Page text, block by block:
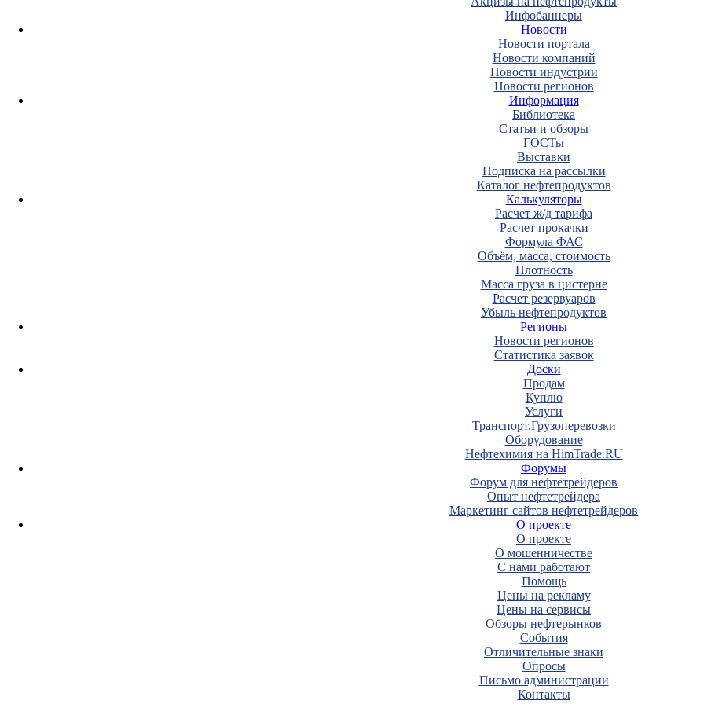
Инфобаннеры
Новости
Новости портала
Новости компаний
Новости индустрии
Новости регионов
Информация
Библиотека
Статьи и обзоры
ГОСТы
Выставки
Подписка на рассылки
Каталог нефтепродуктов
Калькуляторы
Расчет ж/д тарифа
Расчет прокачки
Формула ФАС
Объём, масса, стоимость
Плотность
Масса груза в цистерне
Расчет резервуаров
Убыль нефтепродуктов
Регионы
Новости регионов
Статистика заявок
Доски
Продам
Куплю
Услуги
Транспорт.Грузоперевозки
Оборудование
Нефтехимия на HimTrade.RU
Форумы
Форум для нефтетрейдеров
Опыт нефтетрейдера
Маркетинг сайтов нефтетрейдеров
О проекте
О проекте
О мошенничестве
С нами работают
Помощь
Цены на рекламу
Цены на сервисы
Обзоры нефтерынков
События
Отличительные знаки
Опросы
Письмо администрации
Контакты